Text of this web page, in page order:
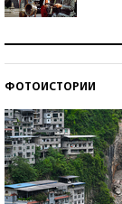
ФОТОИСТОРИИ